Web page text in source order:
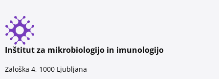
Inštitut za mikrobiologijo in imunologijo
Zaloška 4, 1000 Ljubljana